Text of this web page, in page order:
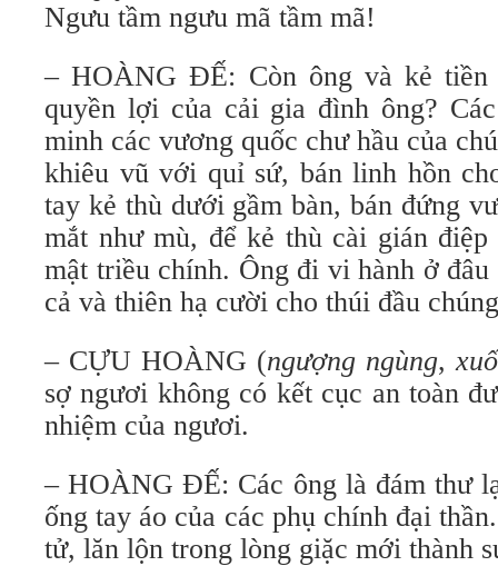
Ngưu tầm ngưu mã tầm mã!
– HOÀNG ĐẾ: Còn ông và kẻ tiền
quyền lợi của cải gia đình ông?
minh các vương quốc chư hầu của
khiêu vũ với quỉ sứ, bán linh hồn
tay kẻ thù dưới gầm bàn, bán đứng
mắt như mù, để kẻ thù cài gián
mật triều chính. Ông đi vi hành ở
cả và thiên hạ cười cho thúi đầu
– CỰU HOÀNG (ngượng ngùng,
sợ ngươi không có kết cục an toàn
nhiệm của ngươi.
– HOÀNG ĐẾ: Các ông là đám thư
ống tay áo của các phụ chính đại
tử, lăn lộn trong lòng giặc mới thành